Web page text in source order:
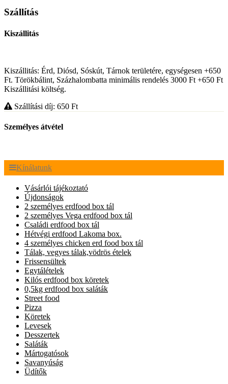
Szállítás
Kiszállitás
Kiszállitás: Érd, Diósd, Sóskút, Tárnok területére, egységesen +650
Ft. Törökbálint, Százhalombatta minimális rendelés 3000 Ft +650 Ft
Kiszállitási költség.
Szállítási díj: 650 Ft
Személyes átvétel
Kínálatunk
Vásárlói tájékoztató
Újdonságok
2 személyes erdfood box tál
2 személyes Vega erdfood box tál
Családi erdfood box tál
Hétvégi erdfood Lakoma box.
4 személyes chicken erd food box tál
Tálak, vegyes tálak,vödrös ételek
Frissensültek
Egytálételek
Kilós erdfood box köretek
0,5kg erdfood box saláták
Street food
Pizza
Köretek
Levesek
Desszertek
Saláták
Mártogatósok
Savanyúság
Üdítők